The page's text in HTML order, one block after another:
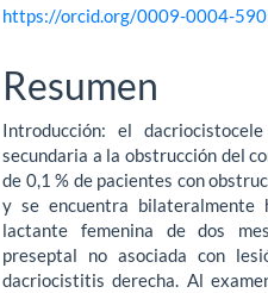
https://orcid.org/0009-0004-
Resumen
Introducción: el
secundaria a la obstrucción del
de 0,1 % de pacientes con
y se encuentra bilateralmente
lactante femenina de dos
preseptal no asociada con
dacriocistitis derecha. Al